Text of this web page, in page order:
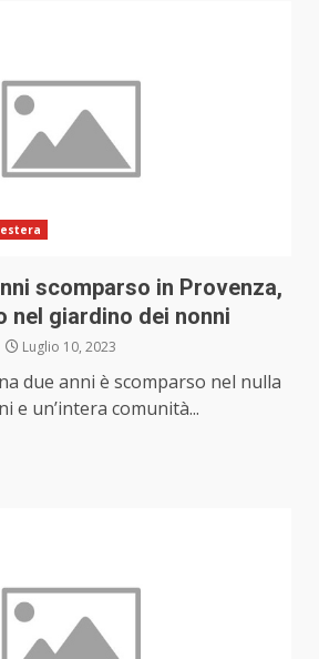
scomparso in Provenza,
nel giardino dei nonni
Luglio 10, 2023
due anni è scomparso nel nulla
e un’intera comunità...